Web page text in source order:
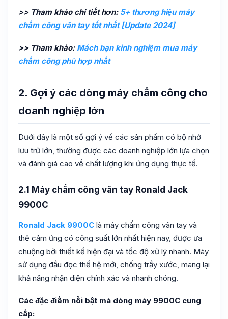
>> Tham khảo chi tiết hơn: 5+ thương hiệu máy
chấm công vân tay tốt nhất [Update 2024]
>> Tham khảo: Mách bạn kinh nghiệm mua máy
chấm công phù hợp nhất
2. Gợi ý các dòng máy chấm công cho
doanh nghiệp lớn
Dưới đây là một số gợi ý về các sản phẩm có bộ nhớ
lưu trữ lớn, thường được các doanh nghiệp lớn lựa chọn
và đánh giá cao về chất lượng khi ứng dụng thực tế.
2.1 Máy chấm công vân tay Ronald Jack
9900C
Ronald Jack 9900C là máy chấm công vân tay và
thẻ cảm ứng có công suất lớn nhất hiện nay, được ưa
chuộng bởi thiết kế hiện đại và tốc độ xử lý nhanh. Máy
sử dụng đầu đọc thế hệ mới, chống trầy xước, mang lại
khả năng nhận diện chính xác và nhanh chóng.
Các đặc điểm nổi bật mà dòng máy 9900C cung
cấp: